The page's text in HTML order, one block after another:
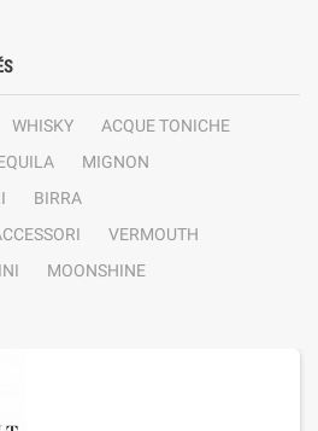
WHISKY
ACQUE TONICHE
MIGNON
BIRRA
VERMOUTH
MOONSHINE